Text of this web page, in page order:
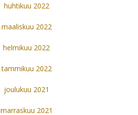
huhtikuu 2022
maaliskuu 2022
helmikuu 2022
tammikuu 2022
joulukuu 2021
marraskuu 2021